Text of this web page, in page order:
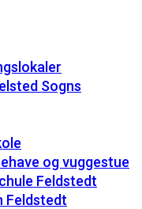
Sogns
og vuggestue
Feldstedt
Feldstedt